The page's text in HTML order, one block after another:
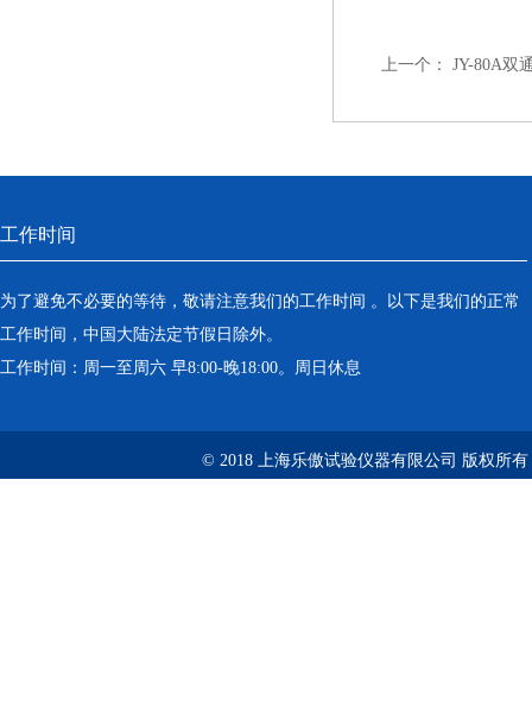
上一个： JY-80A双
工作时间
为了避免不必要的等待，敬请注意我们的工作时间 。以下是我们的正常
工作时间，中国大陆法定节假日除外。
工作时间：周一至周六 早8:00-晚18:00。周日休息
© 2018 上海乐傲试验仪器有限公司 版权所